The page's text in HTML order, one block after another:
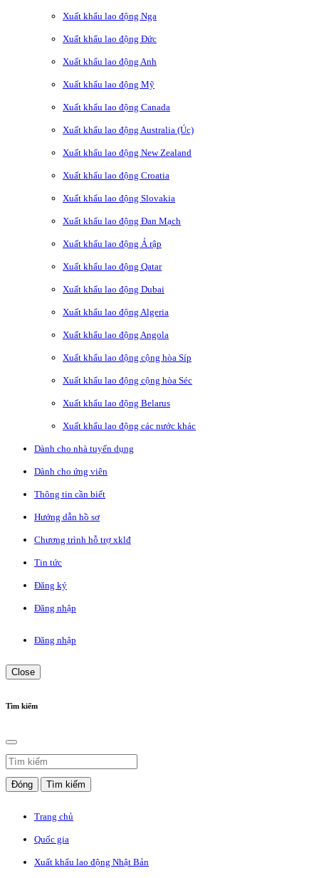
Xuất khẩu lao động Nga
Xuất khẩu lao động Đức
Xuất khẩu lao động Anh
Xuất khẩu lao động Mỹ
Xuất khẩu lao động Canada
Xuất khẩu lao động Australia (Úc)
Xuất khẩu lao động New Zealand
Xuất khẩu lao động Croatia
Xuất khẩu lao động Slovakia
Xuất khẩu lao động Đan Mạch
Xuất khẩu lao động Ả rập
Xuất khẩu lao động Qatar
Xuất khẩu lao động Dubai
Xuất khẩu lao động Algeria
Xuất khẩu lao động Angola
Xuất khẩu lao động cộng hòa Síp
Xuất khẩu lao động cộng hòa Séc
Xuất khẩu lao động Belarus
Xuất khẩu lao động các nước khác
Dành cho nhà tuyển dụng
Dành cho ứng viên
Thông tin cần biết
Hướng dẫn hồ sơ
Chương trình hỗ trợ xklđ
Tin tức
Đăng ký
Đăng nhập
Đăng nhập
Close
Tìm kiếm
Đóng Tìm kiếm
Trang chủ
Quốc gia
Xuất khẩu lao động Nhật Bản